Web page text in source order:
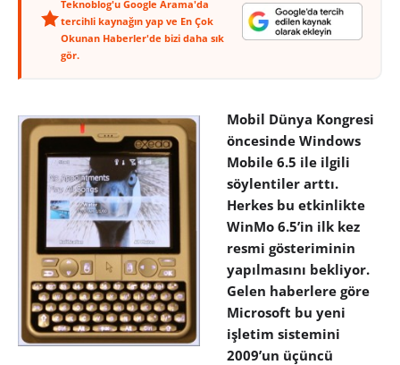
Teknoblog'u Google Arama'da
tercihli kaynağın yap ve En Çok
Okunan Haberler'de bizi daha sık
gör.
Mobil Dünya Kongresi
öncesinde Windows
Mobile 6.5 ile ilgili
söylentiler arttı.
Herkes bu etkinlikte
WinMo 6.5’in ilk kez
resmi gösteriminin
yapılmasını bekliyor.
Gelen haberlere göre
Microsoft bu yeni
işletim sistemini
2009’un üçüncü